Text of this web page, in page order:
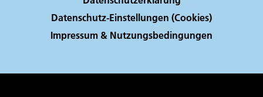
Datenschutz-Einstellungen (Cookies)
Impressum & Nutzungsbedingungen